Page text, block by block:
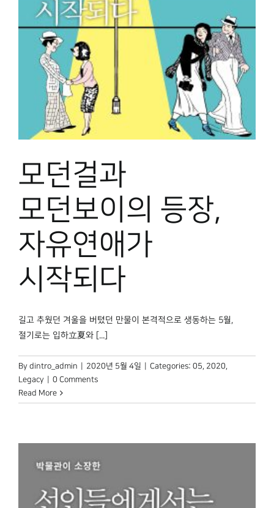
모던걸과
모던보이의 등장,
자유연애가
시작되다
길고 추웠던 겨울을 버텼던 만물이 본격적으로 생동하는 5월,
절기로는 입하立夏와 [...]
By dintro_admin 2020년 5월 4일 Categories: 05, 2020,
Legacy
0 Comments
Read More